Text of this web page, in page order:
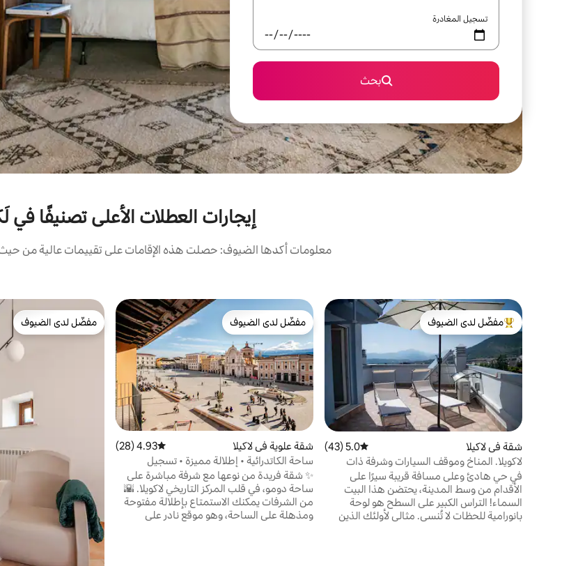
تسجيل المغادرة
بحث
إيجارات العطلات الأعلى تصنيفًا في
معلومات أكدها الضيوف: حصلت هذه الإقامات على تقييمات عالية من حيث
من أبرز البيوت المفضّلة لدى الضيوف
مفضّل لدى الضيوف
شقة في لاكيلا متوسط التقييم 5.0 من 5، 43 مراجعات
5.0 (43)
لاكويلا. المناخ وموقف السيارات وشرفة ذات
إطلالة!
في حي هادئ وعلى مسافة قريبة سيرًا على
الأقدام من وسط المدينة، يحتضن هذا البيت
السماء! التراس الكبير على السطح هو لوحة
بانورامية للحظات لا تُنسى. مثالي لأولئك الذين
مفضّل لدى الضيوف
مفضّل لدى الضيوف
شقة علوية في لاكيلا متوسط التقييم 4.93 من 5، 28 مراجعات
4.93 (28)
ساحة الكاتدرائية • إطلالة مميزة • تسجيل
الوصول الذاتي على مدار 24 ساعة
✨ شقة فريدة من نوعها مع شرفة مباشرة على
ساحة دومو، في قلب المركز التاريخي لاكويلا. 🌇
من الشرفات يمكنك الاستمتاع بإطلالة مفتوحة
ومذهلة على الساحة، وهو موقع نادر على
مفضّل لدى الضيوف
مفضّل لدى الضيوف